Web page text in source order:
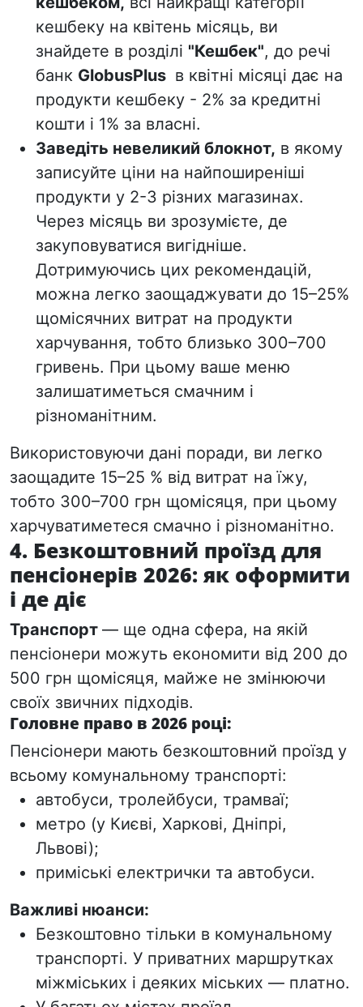
кешбеку на квітень місяць, ви
знайдете в розділі "Кешбек", до речі
банк GlobusPlus в квітні місяці дає на
продукти кешбеку - 2% за кредитні
кошти і 1% за власні.
Заведіть невеликий блокнот, в якому
записуйте ціни на найпоширеніші
продукти у 2-3 різних магазинах.
Через місяць ви зрозумієте, де
закуповуватися вигідніше.
Дотримуючись цих рекомендацій,
можна легко заощаджувати до 15–25%
щомісячних витрат на продукти
харчування, тобто близько 300–700
гривень. При цьому ваше меню
залишатиметься смачним і
різноманітним.
Використовуючи дані поради, ви легко
заощадите 15–25 % від витрат на їжу,
тобто 300–700 грн щомісяця, при цьому
харчуватиметеся смачно і різноманітно.
4. Безкоштовний проїзд для
пенсіонерів 2026: як оформити
і де діє
Транспорт — ще одна сфера, на якій
пенсіонери можуть економити від 200 до
500 грн щомісяця, майже не змінюючи
своїх звичних підходів.
Головне право в 2026 році:
Пенсіонери мають безкоштовний проїзд у
всьому комунальному транспорті:
автобуси, тролейбуси, трамваї;
метро (у Києві, Харкові, Дніпрі,
Львові);
приміські електрички та автобуси.
Важливі нюанси:
Безкоштовно тільки в комунальному
транспорті. У приватних маршрутках
міжміських і деяких міських — платно.